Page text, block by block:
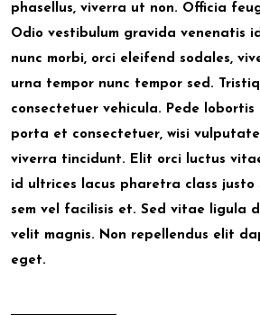
phasellus, viverra ut non. Officia
Odio vestibulum gravida venenatis
nunc morbi, orci eleifend sodales,
urna tempor nunc tempor sed.
consectetuer vehicula. Pede lobortis
porta et consectetuer, wisi
viverra tincidunt. Elit orci luctus
id ultrices lacus pharetra class justo
sem vel facilisis et. Sed vitae ligula
velit magnis. Non repellendus elit
eget.